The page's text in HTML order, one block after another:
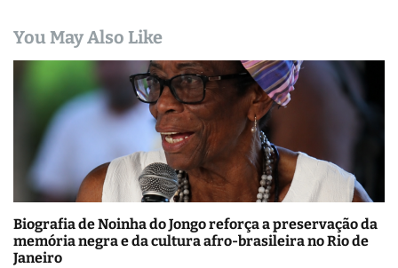
You May Also Like
Biografia de Noinha do Jongo reforça a preservação da
memória negra e da cultura afro-brasileira no Rio de
Janeiro